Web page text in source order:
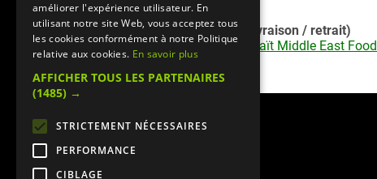
Service commande en ligne (livraison / retrait)
Retrouvez lacarte livraison Babaït Middle East Food
en ligne sécurisé)
améliorer l'expérience utilisateur. En
utilisant notre site Web, vous acceptez tous
les cookies conformément à notre Politique
relative aux cookies. En savoir plus
AFFICHER TOUS LES PARTENAIRES
(1485) →
STRICTEMENT NÉCESSAIRES
PERFORMANCE
CIBLAGE